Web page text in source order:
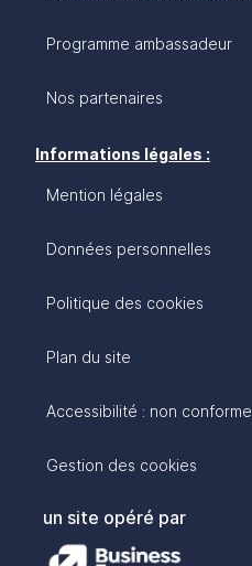
Programme ambassadeur
Nos partenaires
Informations légales :
Mention légales
Données personnelles
Politique des cookies
Plan du site
Accessibilité : non conforme
Gestion des cookies
un site opéré par